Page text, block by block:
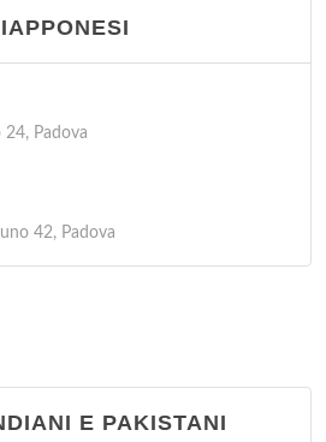
24, Padova
42, Padova
E PAKISTANI